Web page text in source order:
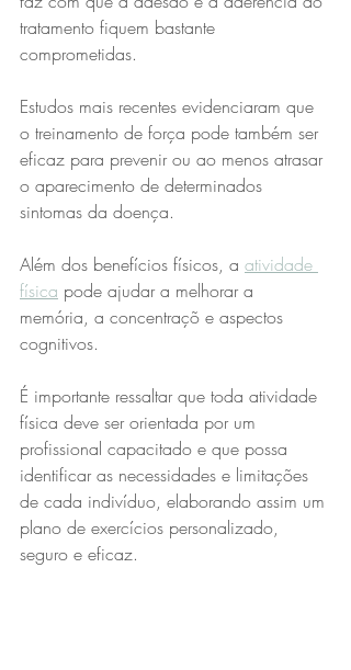
tratamento fiquem bastante
comprometidas.
Estudos mais recentes evidenciaram que
o treinamento de força pode também ser
eficaz para prevenir ou ao menos atrasar
o aparecimento de determinados
sintomas da doença.
Além dos benefícios físicos, a atividade
física pode ajudar a melhorar a
memória, a concentraçõ e aspectos
cognitivos.
É importante ressaltar que toda atividade
física deve ser orientada por um
profissional capacitado e que possa
identificar as necessidades e limitações
de cada indivíduo, elaborando assim um
plano de exercícios personalizado,
seguro e eficaz.